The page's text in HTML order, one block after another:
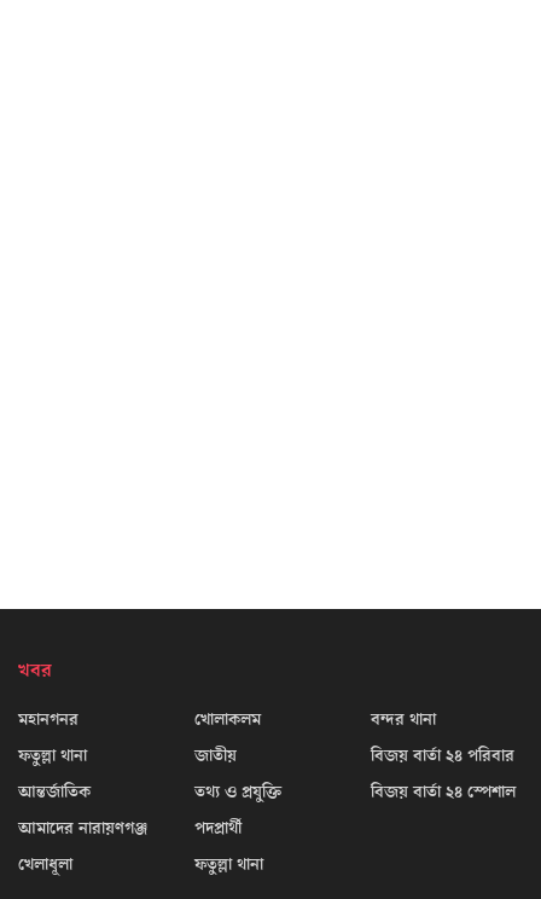
খবর
মহানগনর
ফতুল্লা থানা
আন্তর্জাতিক
আমাদের নারায়ণগঞ্জ
খেলাধূলা
খোলাকলম
জাতীয়
তথ্য ও প্রযুক্তি
পদপ্রার্থী
ফতুল্লা থানা
বন্দর থানা
বিজয় বার্তা ২৪ পরিবার
বিজয় বার্তা ২৪ স্পেশাল